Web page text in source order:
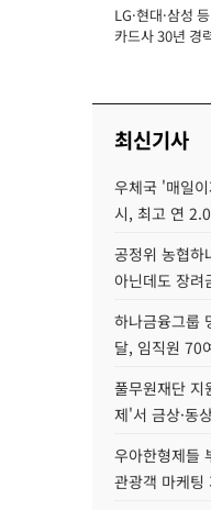
장
LG·현대·삼성
카드사 30년 경
최신기사
우체국 '매일
시, 최고 연
공정위 농협하
아닌데도 장려
하나금융그룹
달, 임직원 70
풀무원재단 지
제'서 금상·동
우아한형제들
관광객 마케팅